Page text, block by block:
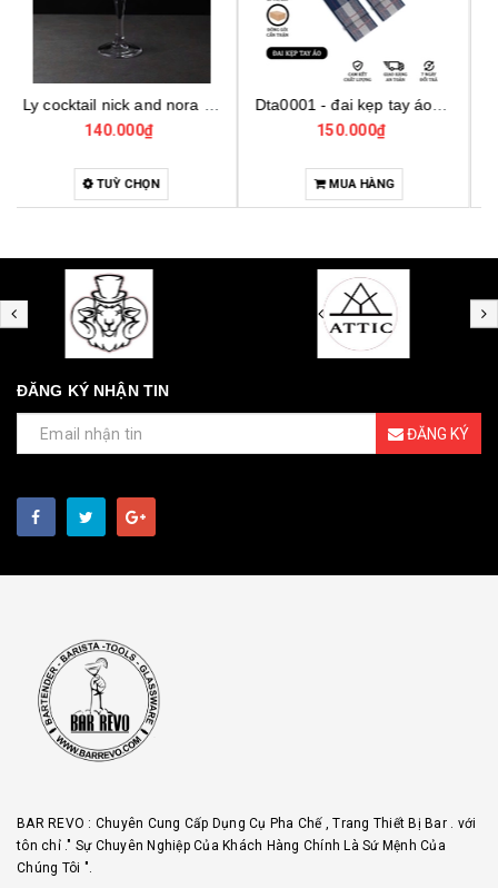
150.000₫
MUA HÀNG
4.000.000₫
MUA HÀNG
ĐĂNG KÝ NHẬN TIN
ĐĂNG KÝ
BAR REVO : Chuyên Cung Cấp Dụng Cụ Pha Chế , Trang Thiết Bị Bar . với
tôn chỉ ." Sự Chuyên Nghiệp Của Khách Hàng Chính Là Sứ Mệnh Của
Chúng Tôi ".